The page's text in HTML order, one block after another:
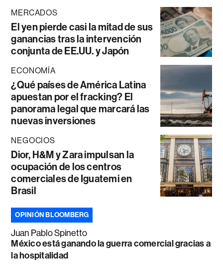
MERCADOS
El yen pierde casi la mitad de sus
ganancias tras la intervención
conjunta de EE.UU. y Japón
ECONOMÍA
¿Qué países de América Latina
apuestan por el fracking? El
panorama legal que marcará las
nuevas inversiones
NEGOCIOS
Dior, H&M y Zara impulsan la
ocupación de los centros
comerciales de Iguatemi en
Brasil
OPINIÓN BLOOMBERG
Juan Pablo Spinetto
México está ganando la guerra comercial gracias a
la hospitalidad